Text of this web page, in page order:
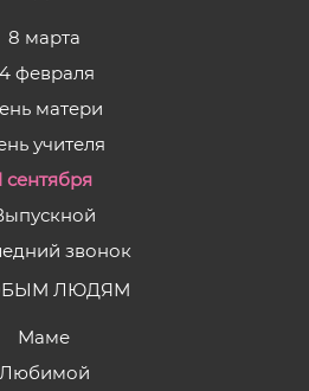
8 марта
февраля
матери
учителя
сентября
звонок
ЛЮДЯМ
Маме
Любимой